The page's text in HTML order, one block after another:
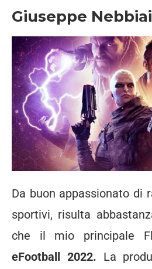
Giuseppe Nebbiai
Da buon appassionato di
sportivi, risulta
che il mio principale
eFootball 2022. La